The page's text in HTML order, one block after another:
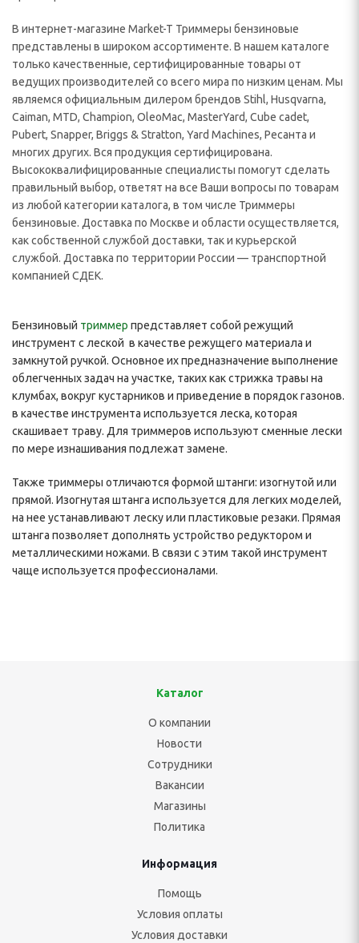
В интернет-магазине Market-T Триммеры бензиновые
представлены в широком ассортименте. В нашем каталоге
только качественные, сертифицированные товары от
ведущих производителей со всего мира по низким ценам. Мы
являемся официальным дилером брендов Stihl, Husqvarna,
Caiman, MTD, Champion, OleoMac, MasterYard, Cube cadet,
Pubert, Snapper, Briggs & Stratton, Yard Machines, Ресанта и
многих других. Вся продукция сертифицирована.
Высококвалифицированные специалисты помогут сделать
правильный выбор, ответят на все Ваши вопросы по товарам
из любой категории каталога, в том числе Триммеры
бензиновые. Доставка по Москве и области осуществляется,
как собственной службой доставки, так и курьерской
службой. Доставка по территории России — транспортной
компанией СДЕК.
Бензиновый триммер представляет собой режущий
инструмент с леской в качестве режущего материала и
замкнутой ручкой. Основное их предназначение выполнение
облегченных задач на участке, таких как стрижка травы на
клумбах, вокруг кустарников и приведение в порядок газонов.
в качестве инструмента используется леска, которая
скашивает траву. Для триммеров используют сменные лески
по мере изнашивания подлежат замене.
Также триммеры отличаются формой штанги: изогнутой или
прямой. Изогнутая штанга используется для легких моделей,
на нее устанавливают леску или пластиковые резаки. Прямая
штанга позволяет дополнять устройство редуктором и
металлическими ножами. В связи с этим такой инструмент
чаще используется профессионалами.
Каталог
О компании
Новости
Сотрудники
Вакансии
Магазины
Политика
Информация
Помощь
Условия оплаты
Условия доставки